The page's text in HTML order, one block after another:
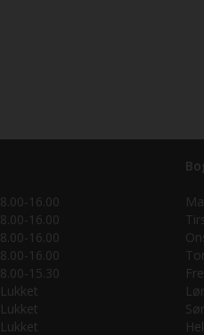
8.00-16.00
8.00-16.00
8.00-16.00
8.00-16.00
8.00-15.30
Lukket
Lukket
Lukket